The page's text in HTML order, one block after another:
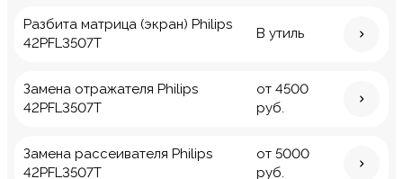
Разбита матрица (экран) Philips
42PFL3507T
В утиль
Замена отражателя Philips
42PFL3507T
от 4500
руб.
Замена рассеивателя Philips
42PFL3507T
от 5000
руб.